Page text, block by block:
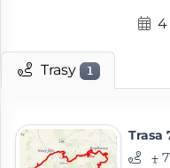
4
Trasy 1
Trasa
⨦